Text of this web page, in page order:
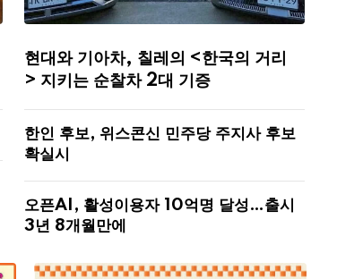
현대와 기아차, 칠레의 <한국의 거리
> 지키는 순찰차 2대 기증
한인 후보, 위스콘신 민주당 주지사 후보
확실시
오픈AI, 활성이용자 10억명 달성…출시
3년 8개월만에